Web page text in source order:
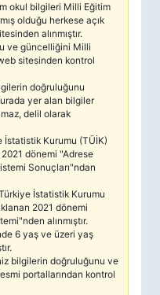
okul bilgileri Milli Eğitim
olduğu herkese açık
alınmıştır.
ve güncelliğini Milli
sitesinden kontrol
doğruluğunu
yer alan bilgiler
delil olarak
İstatistik Kurumu (TÜİK)
dönemi "Adrese
Sonuçları"ndan
İstatistik Kurumu
2021 dönemi
alınmıştır.
6 yaş ve üzeri yaş
bilgilerin doğruluğunu ve
portallarından kontrol